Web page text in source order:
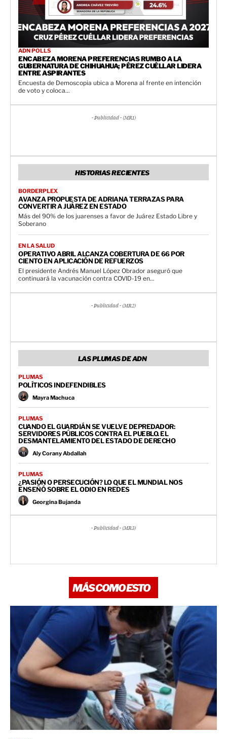
ADN POLLS
ENCABEZA MORENA PREFERENCIAS RUMBO A LA
GUBERNATURA DE CHIHUAHUA; PÉREZ CUÉLLAR LIDERA
ENTRE ASPIRANTES
Encuesta de Demoscopia ubica a Morena al frente en intención
de voto y coloca...
- Publicidad - (MR1)
HISTORIAS RECIENTES
BORDERPLEX
AVANZA PROPUESTA DE ADRIANA TERRAZAS PARA
CONVERTIR A JUÁREZ EN ESTADO
Más del 90% de los juarenses a favor de Juárez Estado Libre y
Soberano
EN LA SALUD
OPERATIVO ABRIL ALCANZA COBERTURA DE 66 POR
CIENTO EN APLICACIÓN DE REFUERZOS
El presidente Andrés Manuel López Obrador aseguró que
continuará la vacunación contra COVID-19 en...
- Publicidad - (MR2)
LAS PLUMAS DE ADN
PLUMAS
POLÍTICOS INDEFENDIBLES
Mayra Machuca
PLUMAS
CUANDO EL GUARDIÁN SE VUELVE DEPREDADOR:
SERVIDORES PÚBLICOS CONTRA EL PUEBLO. EL
DESMANTELAMIENTO DEL ESTADO DE DERECHO
Aly Corany Abdallah
PLUMAS
¿PASIÓN O PERSECUCIÓN? LO QUE EL MUNDIAL NOS
ENSEÑÓ SOBRE EL ODIO EN REDES
Georgina Bujanda
- Publicidad - (MR3)
MÁS COMO ESTO